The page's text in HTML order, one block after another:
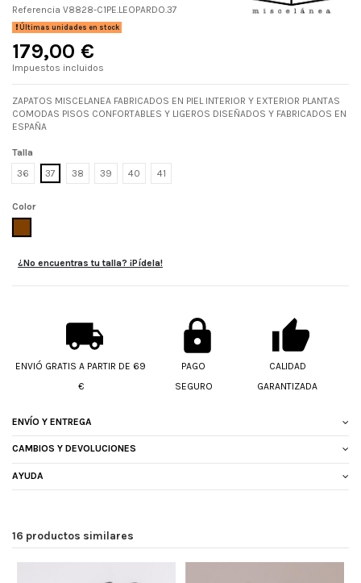
Referencia V8828-C1PE.LEOPARDO.37
Últimas unidades en stock
179,00 €
Impuestos incluidos
ZAPATOS MISCELANEA FABRICADOS EN PIEL INTERIOR Y EXTERIOR PLANTAS
COMODAS PISOS CONFORTABLES Y LIGEROS DISEÑADOS Y FABRICADOS EN
ESPAÑA
Talla
36
37 38 39 40 41
Color
¿No encuentras tu talla? ¡Pídela!
ENVIÓ GRATIS A PARTIR DE 69
€
PAGO
SEGURO
CALIDAD
GARANTIZADA
ENVÍO Y ENTREGA
CAMBIOS Y DEVOLUCIONES
AYUDA
16 productos similares